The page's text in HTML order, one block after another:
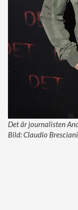
Det är journalisten
Bild: Claudio